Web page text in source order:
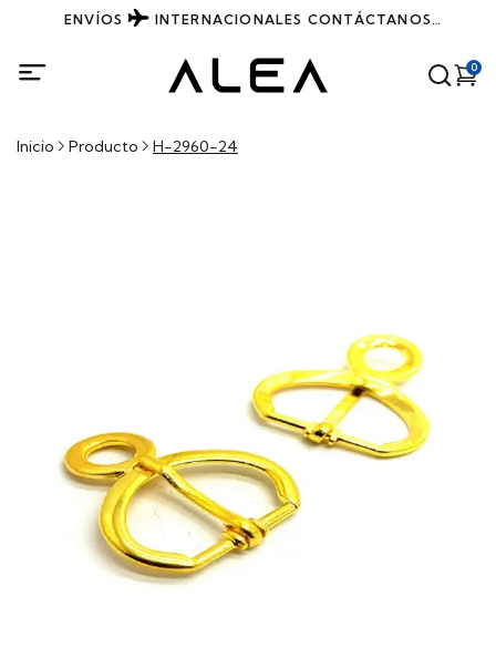
ENVÍOS INTERNACIONALES CONTÁCTANOS
0
Inicio Producto H-2960-24